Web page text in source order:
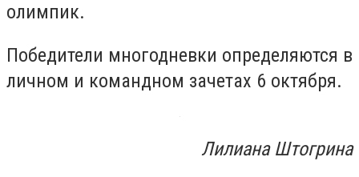
олимпик.
Победители многодневки определяются в
личном и командном зачетах 6 октября.
Лилиана Штогрина